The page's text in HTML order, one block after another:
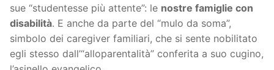
sue “studentesse più attente”: le nostre famiglie con
disabilità. E anche da parte del “mulo da soma”,
simbolo dei caregiver familiari, che si sente nobilitato
egli stesso dall’“alloparentalità” conferita a suo cugino,